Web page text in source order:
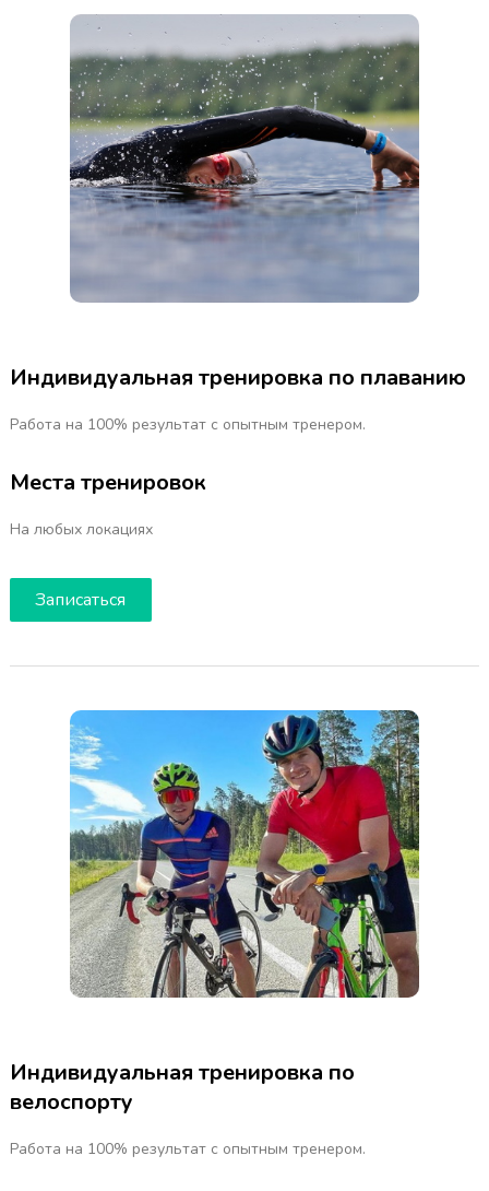
Индивидуальная тренировка по плаванию
Работа на 100% результат с опытным тренером.
Места тренировок
На любых локациях
Записаться
Индивидуальная тренировка по
велоспорту
Работа на 100% результат с опытным тренером.